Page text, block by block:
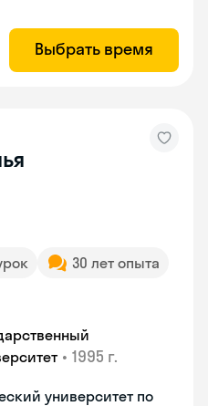
Выбрать время
30 лет опыта
• 1995 г.
университет по